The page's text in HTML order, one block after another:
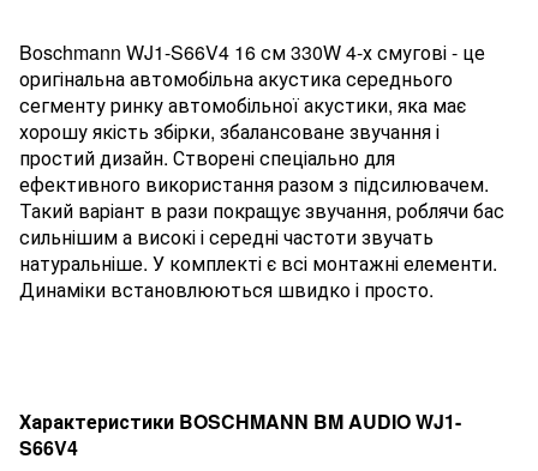
Boschmann WJ1-S66V4 16 см 330W 4-х смугові - це
оригінальна автомобільна акустика середнього
сегменту ринку автомобільної акустики, яка має
хорошу якість збірки, збалансоване звучання і
простий дизайн. Створені спеціально для
ефективного використання разом з підсилювачем.
Такий варіант в рази покращує звучання, роблячи бас
сильнішим а високі і середні частоти звучать
натуральніше. У комплекті є всі монтажні елементи.
Динаміки встановлюються швидко і просто.
Характеристики BOSCHMANN BM AUDIO WJ1-
S66V4